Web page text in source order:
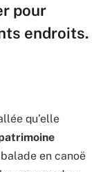
pour
endroits.
qu’elle
en canoë